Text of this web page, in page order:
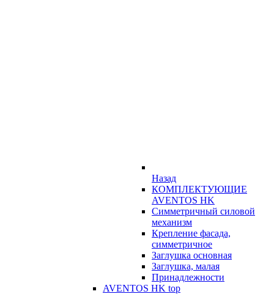
Назад
КОМПЛЕКТУЮЩИЕ
AVENTOS HK
Симметричный силовой
механизм
Крепление фасада,
симметричное
Заглушка основная
Заглушка, малая
Принадлежности
AVENTOS HK top